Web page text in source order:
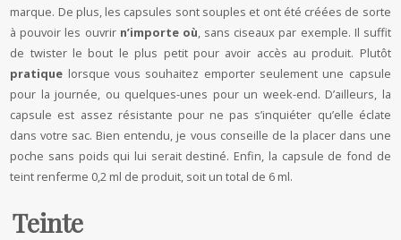
marque. De plus, les capsules sont souples et ont été créées de sorte
à pouvoir les ouvrir n’importe où, sans ciseaux par exemple. Il suffit
de twister le bout le plus petit pour avoir accès au produit. Plutôt
pratique lorsque vous souhaitez emporter seulement une capsule
pour la journée, ou quelques-unes pour un week-end. D’ailleurs, la
capsule est assez résistante pour ne pas s’inquiéter qu’elle éclate
dans votre sac. Bien entendu, je vous conseille de la placer dans une
poche sans poids qui lui serait destiné. Enfin, la capsule de fond de
teint renferme 0,2 ml de produit, soit un total de 6 ml.
Teinte